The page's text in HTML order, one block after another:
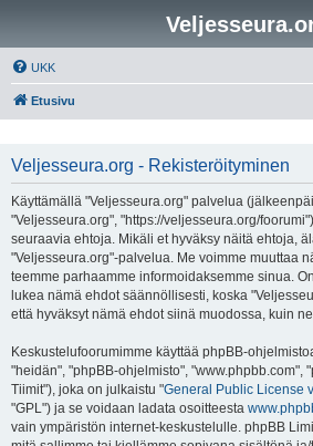
UKK
Etusivu
Veljesseura.org - Rekisteröityminen
Käyttämällä "Veljesseura.org" palvelua
"Veljesseura.org", "https://veljesseura.org/
seuraavia ehtoja. Mikäli et hyväksy näitä ehtoja,
"Veljesseura.org"-palvelua. Me voimme muuttaa
teemme parhaamme informoidaksemme sinua.
lukea nämä ehdot säännöllisesti, koska
että hyväksyt nämä ehdot siinä muodossa, kuin
Keskustelufoorumimme käyttää phpBB-
"heidän", "phpBB-ohjelmisto", "www.phpbb.com",
Tiimit"), joka on julkaistu "General Public License
"GPL") ja se voidaan ladata osoitteesta
vain ympäristön internet-keskustelulle. phpBB